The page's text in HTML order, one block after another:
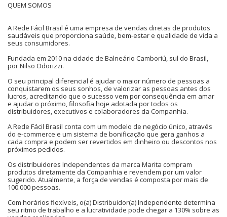
QUEM SOMOS
A Rede Fácil Brasil é uma empresa de vendas diretas de produtos
saudáveis que proporciona saúde, bem-estar e qualidade de vida a
seus consumidores.
Fundada em 2010 na cidade de Balneário Camboriú, sul do Brasil,
por Nilso Odorizzi.
O seu principal diferencial é ajudar o maior número de pessoas a
conquistarem os seus sonhos, de valorizar as pessoas antes dos
lucros, acreditando que o sucesso vem por consequência em amar
e ajudar o próximo, filosofia hoje adotada por todos os
distribuidores, executivos e colaboradores da Companhia.
A Rede Fácil Brasil conta com um modelo de negócio único, através
do e-commerce e um sistema de bonificação que gera ganhos a
cada compra e podem ser revertidos em dinheiro ou descontos nos
próximos pedidos.
Os distribuidores Independentes da marca Marita compram
produtos diretamente da Companhia e revendem por um valor
sugerido. Atualmente, a força de vendas é composta por mais de
100.000 pessoas.
Com horários flexíveis, o(a) Distribuidor(a) Independente determina
seu ritmo de trabalho e a lucratividade pode chegar a 130% sobre as